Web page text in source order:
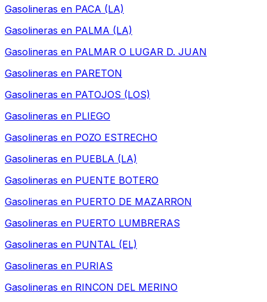
Gasolineras en PACA (LA)
Gasolineras en PALMA (LA)
Gasolineras en PALMAR O LUGAR D. JUAN
Gasolineras en PARETON
Gasolineras en PATOJOS (LOS)
Gasolineras en PLIEGO
Gasolineras en POZO ESTRECHO
Gasolineras en PUEBLA (LA)
Gasolineras en PUENTE BOTERO
Gasolineras en PUERTO DE MAZARRON
Gasolineras en PUERTO LUMBRERAS
Gasolineras en PUNTAL (EL)
Gasolineras en PURIAS
Gasolineras en RINCON DEL MERINO